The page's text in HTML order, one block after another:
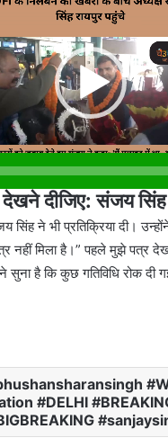
दीजिए: संजय सिंह
ने भी प्रतिक्रिया दी।
नहीं मिला है।” पहले मुझे पत्र
सुना है कि कुछ गतिविधि रोक दी
#DELHI